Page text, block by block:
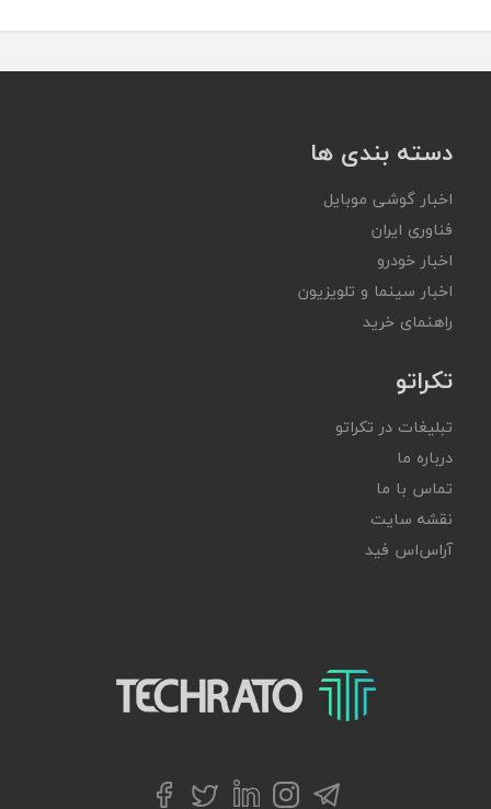
دسته بندی ها
اخبار گوشی موبایل
فناوری ایران
اخبار خودرو
اخبار سینما و تلویزیون
راهنمای خرید
تکراتو
تبلیغات در تکراتو
درباره ما
تماس با ما
نقشه سایت
آر‌اس‌اس فید
تکراتو – زندگی با تکنولوژی
تلگراماینستاگرام
لینکداینتوییترفیسبوک